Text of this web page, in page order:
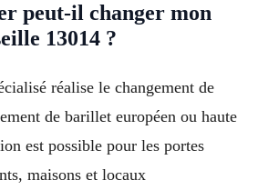
peut-il changer mon
13014 ?
réalise le changement de
de barillet européen ou haute
est possible pour les portes
maisons et locaux